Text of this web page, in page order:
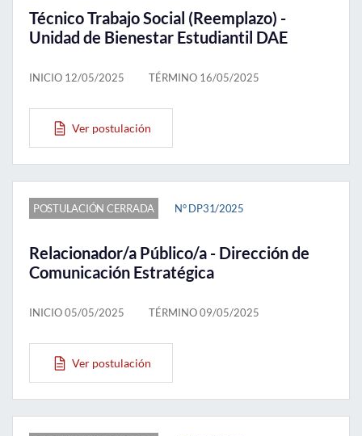
Técnico Trabajo Social (Reemplazo) -
Unidad de Bienestar Estudiantil DAE
INICIO 12/05/2025 TÉRMINO 16/05/2025
Ver postulación
POSTULACIÓN CERRADA N° DP31/2025
Relacionador/a Público/a - Dirección de
Comunicación Estratégica
INICIO 05/05/2025 TÉRMINO 09/05/2025
Ver postulación